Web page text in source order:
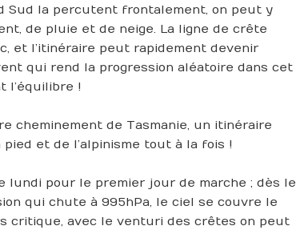
Sud la percutent frontalement, on peut y
de pluie et de neige. La ligne de crête
et l’itinéraire peut rapidement devenir
qui rend la progression aléatoire dans cet
l’équilibre !
cheminement de Tasmanie, un itinéraire
et de l’alpinisme tout à la fois !
pour le premier jour de marche ; dès le
qui chute à 995hPa, le ciel se couvre le
critique, avec le venturi des crêtes on peut